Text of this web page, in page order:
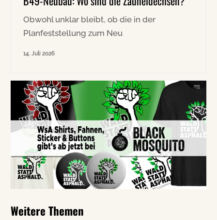
Obwohl unklar bleibt, ob die in der
Planfeststellung zum Neu
14. Juli 2026
Weitere Themen